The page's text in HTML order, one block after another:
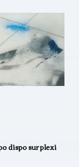
dispo sur plexi